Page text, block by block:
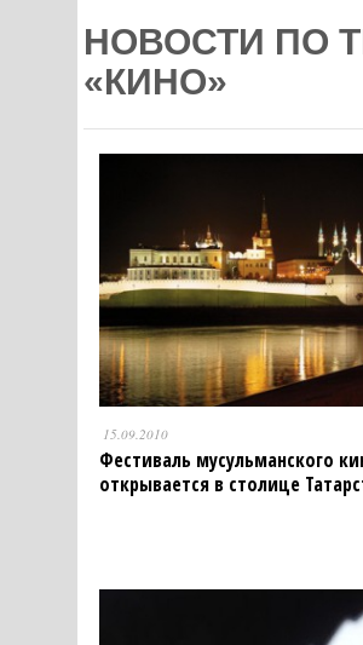
НОВОСТИ ПО
«КИНО»
15.09.2010
Фестиваль мусульманского
открывается в столице